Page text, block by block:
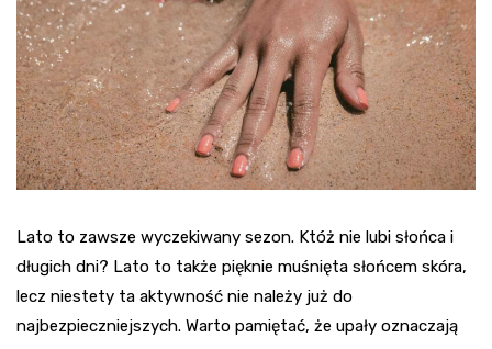
Lato to zawsze wyczekiwany sezon. Któż nie lubi słońca i
długich dni? Lato to także pięknie muśnięta słońcem skóra,
lecz niestety ta aktywność nie należy już do
najbezpieczniejszych. Warto pamiętać, że upały oznaczają